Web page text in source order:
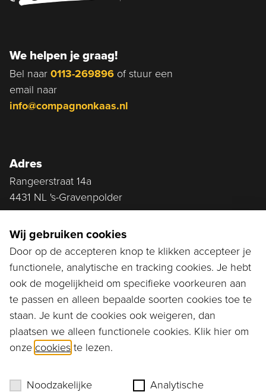
We helpen je graag!
Bel naar 0113-269896 of stuur een
email naar
info@compagnonkaas.nl
Adres
Rangeerstraat 14a
4431 NL 's-Gravenpolder
Ga naar...
Bestellen
Diensten
Assortiment
Ons verhaal
Wij gebruiken cookies
Door op de accepteren knop te klikken accepteer je
functionele, analytische en tracking cookies. Je hebt
ook de mogelijkheid om specifieke voorkeuren aan
te passen en alleen bepaalde soorten cookies toe te
staan. Je kunt de cookies ook weigeren, dan
plaatsen we alleen functionele cookies. Klik hier om
onze cookies te lezen.
Noodzakelijke Analytische